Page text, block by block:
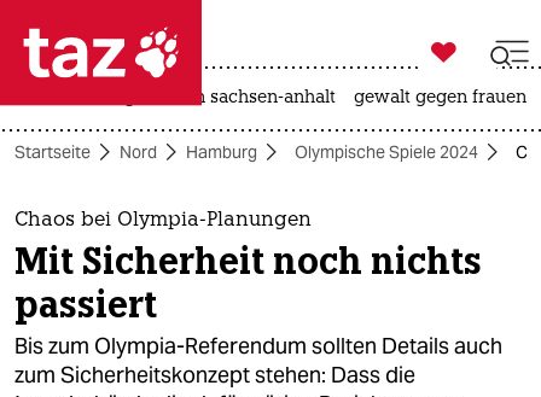
 taz zahl ich
taz zahl ich
themen
politik
öko
gesellschaft

taz zahl ich
landtagswahl in sachsen-anhalt gewalt gegen frauen
Startseite Nord Hamburg Olympische Spiele 2024
Chaos bei Olympia-Planungen
Mit Sicherheit noch nichts
passiert
Bis zum Olympia-Referendum sollten Details auch
zum Sicherheitskonzept stehen: Dass die